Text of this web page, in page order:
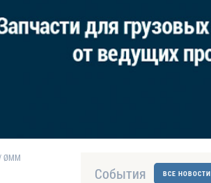
ВСЕ НОВОСТИ
События
ØMM